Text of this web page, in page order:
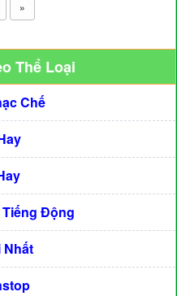
»
Thể Loại
Chế
Động
Nhất